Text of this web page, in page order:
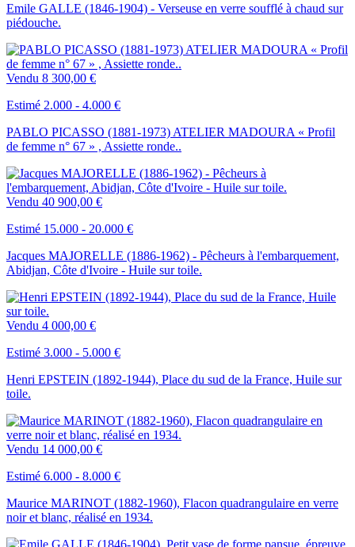
Emile GALLE (1846-1904) - Verseuse en verre soufflé à chaud sur
piédouche.
Vendu 8 300,00 €
Estimé 2.000 - 4.000 €
PABLO PICASSO (1881-1973) ATELIER MADOURA « Profil
de femme n° 67 » , Assiette ronde..
Vendu 40 900,00 €
Estimé 15.000 - 20.000 €
Jacques MAJORELLE (1886-1962) - Pêcheurs à l'embarquement,
Abidjan, Côte d'Ivoire - Huile sur toile.
Vendu 4 000,00 €
Estimé 3.000 - 5.000 €
Henri EPSTEIN (1892-1944), Place du sud de la France, Huile sur
toile.
Vendu 14 000,00 €
Estimé 6.000 - 8.000 €
Maurice MARINOT (1882-1960), Flacon quadrangulaire en verre
noir et blanc, réalisé en 1934.